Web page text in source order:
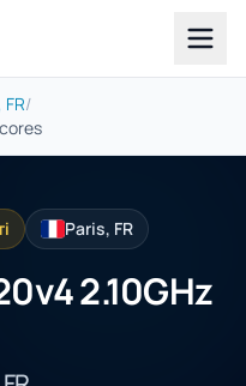
FR/
Paris, FR
2.10GHz